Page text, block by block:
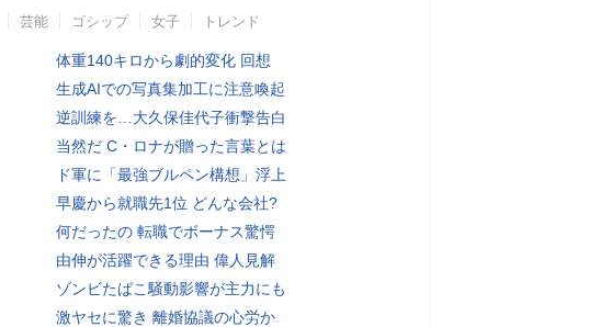
芸能 ゴシップ 女子 トレンド
体重140キロから劇的変化 回想
生成AIでの写真集加工に注意喚起
逆訓練を…大久保佳代子衝撃告白
当然だ C・ロナが贈った言葉とは
ド軍に「最強ブルペン構想」浮上
早慶から就職先1位 どんな会社?
何だったの 転職でボーナス驚愕
由伸が活躍できる理由 偉人見解
ゾンビたばこ騒動影響が主力にも
激ヤセに驚き 離婚協議の心労か